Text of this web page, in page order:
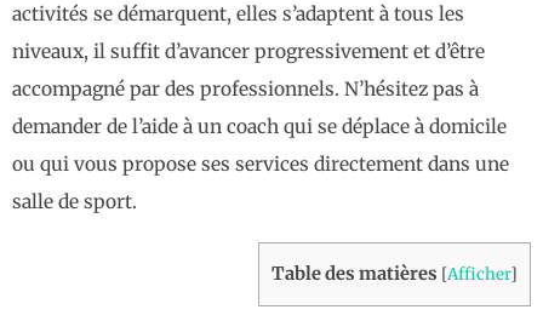
activités se démarquent, elles s’adaptent à tous les
niveaux, il suffit d’avancer progressivement et d’être
accompagné par des professionnels. N’hésitez pas à
demander de l’aide à un coach qui se déplace à domicile
ou qui vous propose ses services directement dans une
salle de sport.
Table des matières [Afficher]